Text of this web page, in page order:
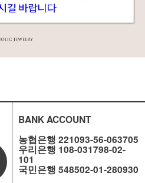
BANK ACCOUNT
농협은행 221093-56-063705
우리은행 108-031798-02-
101
국민은행 548502-01-280930